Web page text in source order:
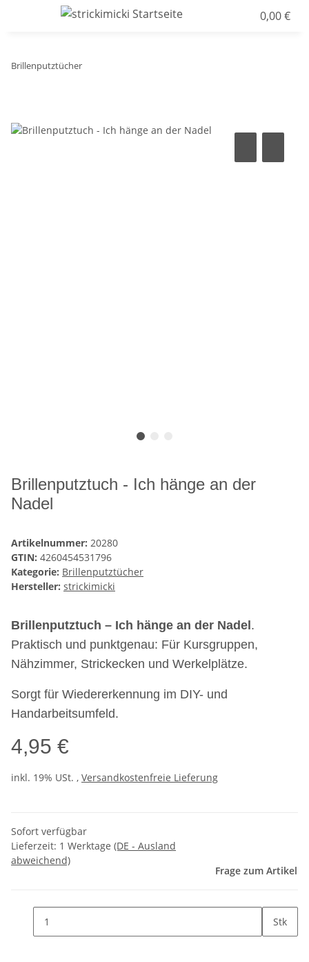
0,00 €
Brillenputztücher
Brillenputztuch - Ich hänge an der
Nadel
Artikelnummer: 20280
GTIN: 4260454531796
Kategorie: Brillenputztücher
Hersteller: strickimicki
Brillenputztuch – Ich hänge an der Nadel .
Praktisch und punktgenau: Für Kursgruppen,
Nähzimmer, Strickecken und Werkelplätze.
Sorgt für Wiedererkennung im DIY- und
Handarbeitsumfeld.
4,95 €
inkl. 19% USt. , Versandkostenfreie Lieferung
Sofort verfügbar
Lieferzeit: 1 Werktage (DE - Ausland
abweichend)
Frage zum Artikel
Stk